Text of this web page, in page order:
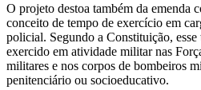
O projeto destoa também da emenda
conceito de tempo de exercício em
policial. Segundo a Constituição,
exercido em atividade militar nas
militares e nos corpos de bombeiros
penitenciário ou socioeducativo.